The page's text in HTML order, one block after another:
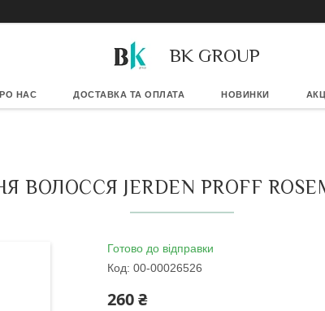
BK GROUP
НАС ДОСТАВКА ТА ОПЛАТА НОВИНКИ
JERDEN PROFF
Готово до відправки
Код: 00-00026526
260 ₴